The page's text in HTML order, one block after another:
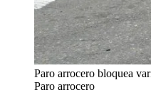
Paro arrocero bloquea
Paro arrocero